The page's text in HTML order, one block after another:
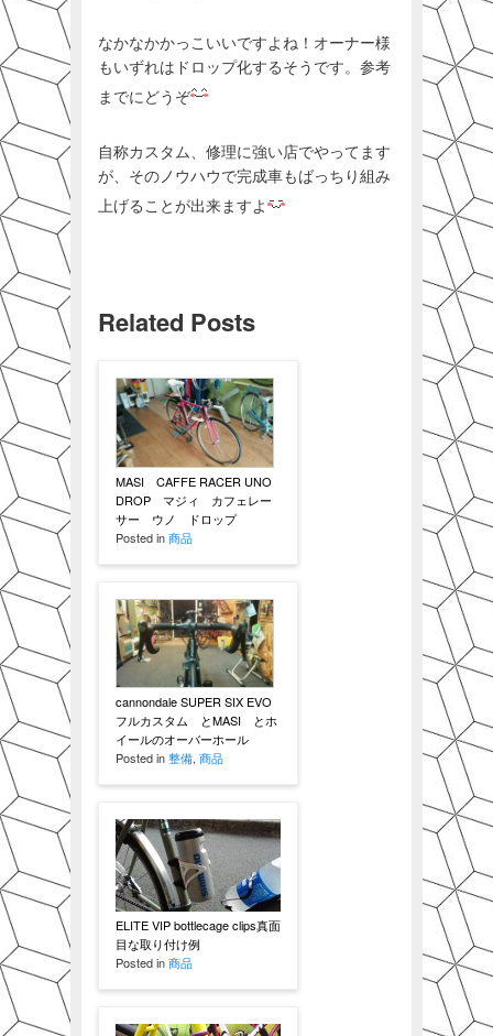
なかなかかっこいいですよね！オーナー様
もいずれはドロップ化するそうです。参考
までにどうぞ
自称カスタム、修理に強い店でやってます
が、そのノウハウで完成車もばっちり組み
上げることが出来ますよ
Related Posts
MASI CAFFE RACER UNO
DROP マジィ カフェレー
サー ウノ ドロップ
Posted in商品
cannondale SUPER SIX EVO
フルカスタム とMASI とホ
イールのオーバーホール
Posted in整備, 商品
ELITE VIP bottlecage clips真面
目な取り付け例
Posted in商品